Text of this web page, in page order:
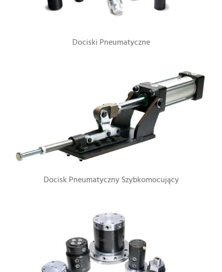
Dociski Pneumatyczne
Docisk Pneumatyczny Szybkomocujący